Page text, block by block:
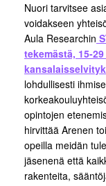
Nuori tarvitsee
voidakseen
Aula Researchin
tekemästä, 15-
lohdullisesti
opintojen
hirvittää Arenen
opeilla meidän
jäsenenä että
rakenteita,